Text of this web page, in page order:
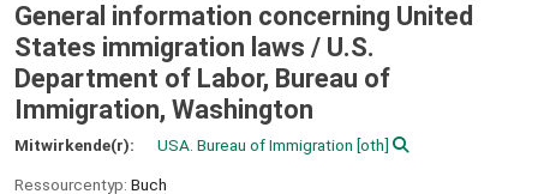
General information concerning United
States immigration laws / U.S.
Department of Labor, Bureau of
Immigration, Washington
Mitwirkende(r): USA. Bureau of Immigration [oth]
Ressourcentyp: Buch